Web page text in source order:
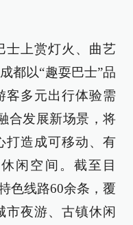
士上赏灯火、曲艺
都以“趣耍巴士”品
客多元出行体验需
合发展新场景，将
打造成可移动、有
闲空间。截至目
色线路60余条，覆
市夜游、古镇休闲